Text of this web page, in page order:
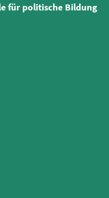
für politische Bildung